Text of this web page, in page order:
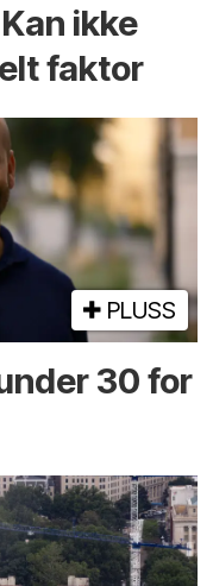
ikke
faktor
PLUSS
30 for